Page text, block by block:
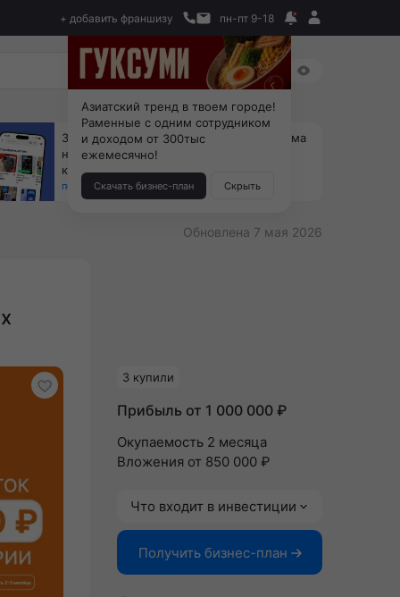
+ добавить франшизу пн-пт 9-18
За 90 тыс. открой магазин на Авито, дома
ни коробок, ни товара, ни склада, зато
каждый месяц +125 тыс. чистыми
получить бизнес-план ↓
Обновлена 7 мая 2026
3 купили
Прибыль от 1 000 000 ₽
Окупаемость 2 месяца
Вложения от 850 000 ₽
Что входит в инвестиции
Получить бизнес-план
Азиатский тренд в твоем городе!
Раменные с одним сотрудником
и доходом от 300тыс
ежемесячно!
Скачать бизнес-план Скрыть